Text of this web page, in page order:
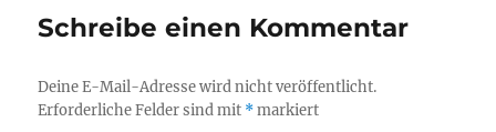
Schreibe einen Kommentar
Deine E-Mail-Adresse wird nicht veröffentlicht.
Erforderliche Felder sind mit *markiert